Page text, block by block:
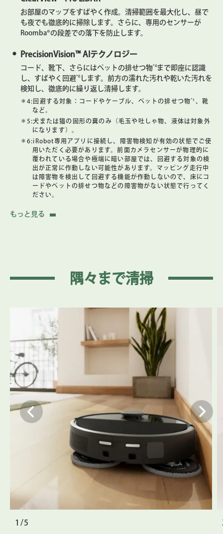
お部屋のマップをすばやく作成。清掃範囲を最大化し、昼で
も夜でも徹底的に掃除します。さらに、専用のセンサーが
Roomba®の段差での落下を防止します。
PrecisionVision™ AIテクノロジー
コード、靴下、さらにはペットの排せつ物*4まで即座に認識
し、すばやく回避*6します。前方の濡れた汚れや乾いた汚れを
検知し、徹底的に繰り返し清掃します。
＊4: 回避する対象：コードやケーブル、ペットの排せつ物*5 、靴
など。
＊5:犬または猫の固形の糞のみ（毛玉や吐しゃ物、液体は対象外
になります）。
＊6:iRobot専用アプリに接続し、障害物検知が有効の状態でご使
用いただく必要があります。前面カメラセンサーが物理的に
覆われている場合や極端に暗い部屋では、回避する対象の検
出が正常に作動しない可能性があります。マッピング走行中
は障害物を検出して回避する機能が作動しないので、床にコ
ードやペットの排せつ物などの障害物がない状態で行ってく
ださい。
もっと見る
AutoWash™ 充電ステーションにすべてお任せ
＊8:週に1回の拭き掃除を基準とした数値。
掃除機がけ、拭き掃除、両者の組み合わせ清掃、掃除機がけ
の後で拭き掃除、の中から選べます。モップパッドは、前方
にカーペットを検知すると自動でリフトアップするため、複
数の床面のシームレスな清掃が可能です。
Roomba® Homeアプリ
特定の部屋やエリアを選択しての高精度の清掃、4段階の吸引
力での清掃、利用頻度の多いエリアでの繰り返しの清掃、ス
マートスクラブを使った重点拭き取りによる徹底清掃が可能
です。
ゴミのデータを有効活用
どの部屋が最も汚れやすいのかを正確に把握し、清掃箇所を
優先順位付けして、各エリアに適切な設定を自動で選択しま
音声コマンドでお掃除
Alexa、Siri、Googleアシスタントに対応した機器
とペアリ
ングすれば、清掃スケジュールの設定や、リビングルームの
掃除機がけ、キッチンやソファ脇の掃除機がけと拭き掃除な
隅々まで清掃
1/5